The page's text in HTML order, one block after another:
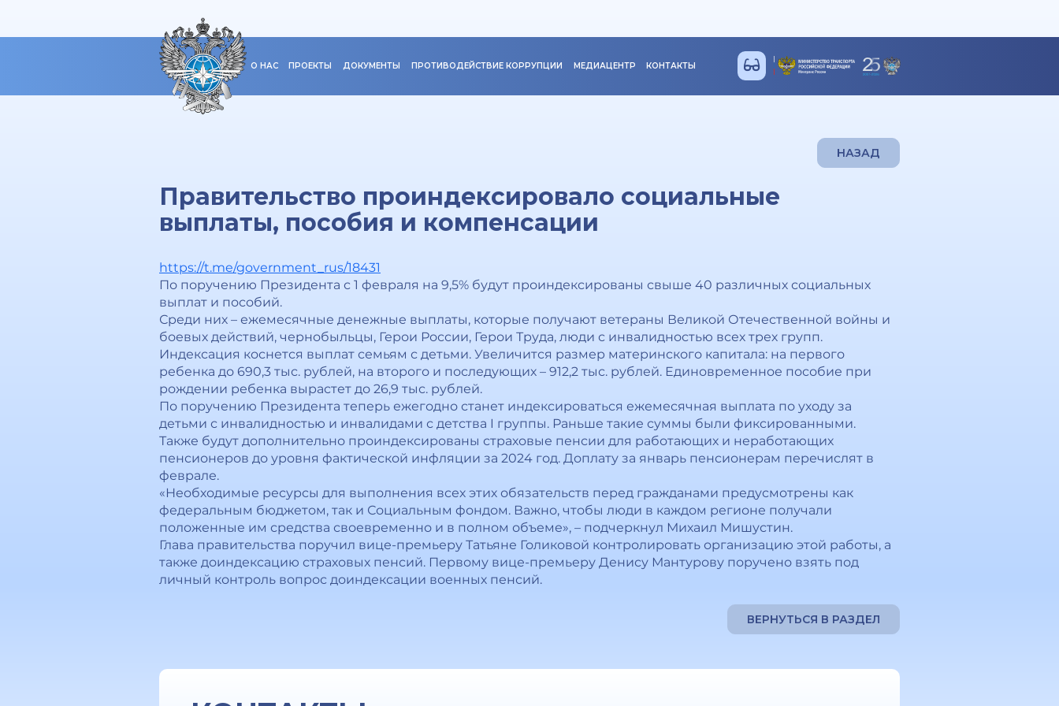
О НАС ПРОЕКТЫ ДОКУМЕНТЫ ПРОТИВОДЕЙСТВИЕ КОРРУПЦИИ МЕДИАЦЕНТР КОНТАКТЫ
НАЗАД
Правительство проиндексировало социальные
выплаты, пособия и компенсации
https://t.me/government_rus/18431
По поручению Президента с 1 февраля на 9,5% будут проиндексированы свыше 40 различных социальных
выплат и пособий.
Среди них – ежемесячные денежные выплаты, которые получают ветераны Великой Отечественной войны и
боевых действий, чернобыльцы, Герои России, Герои Труда, люди с инвалидностью всех трех групп.
Индексация коснется выплат семьям с детьми. Увеличится размер материнского капитала: на первого
ребенка до 690,3 тыс. рублей, на второго и последующих – 912,2 тыс. рублей. Единовременное пособие при
рождении ребенка вырастет до 26,9 тыс. рублей.
По поручению Президента теперь ежегодно станет индексироваться ежемесячная выплата по уходу за
детьми с инвалидностью и инвалидами с детства I группы. Раньше такие суммы были фиксированными.
Также будут дополнительно проиндексированы страховые пенсии для работающих и неработающих
пенсионеров до уровня фактической инфляции за 2024 год. Доплату за январь пенсионерам перечислят в
феврале.
«Необходимые ресурсы для выполнения всех этих обязательств перед гражданами предусмотрены как
федеральным бюджетом, так и Социальным фондом. Важно, чтобы люди в каждом регионе получали
положенные им средства своевременно и в полном объеме», – подчеркнул Михаил Мишустин.
Глава правительства поручил вице-премьеру Татьяне Голиковой контролировать организацию этой работы, а
также доиндексацию страховых пенсий. Первому вице-премьеру Денису Мантурову поручено взять под
личный контроль вопрос доиндексации военных пенсий.
ВЕРНУТЬСЯ В РАЗДЕЛ